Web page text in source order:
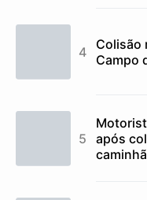
Colisão
Campo
após